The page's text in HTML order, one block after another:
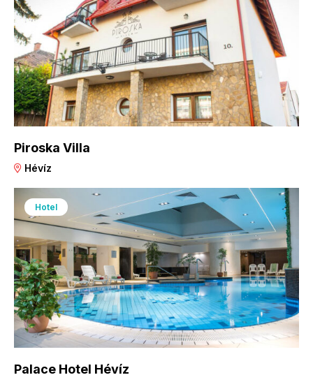
Piroska Villa
Hévíz
Hotel
Palace Hotel Hévíz